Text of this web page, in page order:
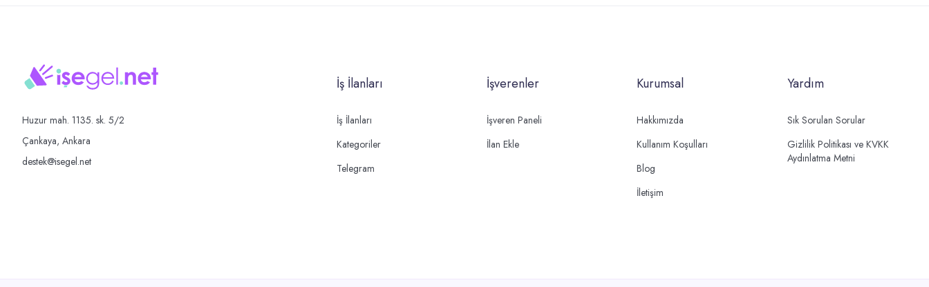
Huzur mah. 1135. sk. 5/2
Çankaya, Ankara
destek@isegel.net
İş İlanları
İş İlanları
Kategoriler
Telegram
İşverenler
İşveren Paneli
İlan Ekle
Kurumsal
Hakkımızda
Kullanım Koşulları
Blog
İletişim
Yardım
Sık Sorulan Sorular
Gizlilik Politikası ve KVKK
Aydınlatma Metni